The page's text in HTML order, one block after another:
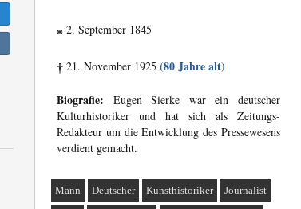
* 2. September 1845
† 21. November 1925 (80 Jahre alt)
Biografie: Eugen Sierke war ein deutscher
Kulturhistoriker und hat sich als Zeitungs-
Redakteur um die Entwicklung des Pressewesens
verdient gemacht.
Mann Deutscher Kunsthistoriker Journalist